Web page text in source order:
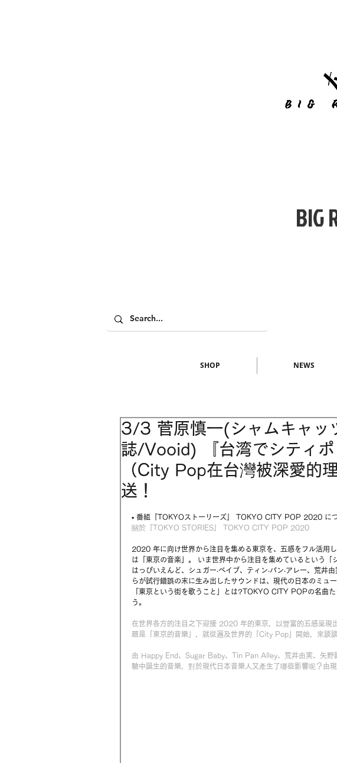
​BIG
SHOP NEWS
3/3 菅原慎一(シャムキャッ
誌/Vooid) 『台湾でシティ
（City Pop在台灣被深愛的
送！
▪ 番組『TOKYOストーリーズ』 TOKYO CITY POP 2020 に
關於『TOKYO STORIES』
TOKYO CITY POP 2020
2020 年に向け世界から注目を集める東京を、五感をフル活用
は「東京の音楽」。 いま世界中から注目を集めているという「
はっぴいえんど、シュガー‧ベイブ、ティン‧パン‧アレー、荒
らが試行錯誤の末に生み出したサウンドは、現代の日本のミュ
「東京という街を歌うこと」とは?TOKYO CITY POPの名曲
う。
在世界各方的注目之下迎接 2020 年的東京，以豐富的五感呈
題是「東京的音樂」，就從遍及世界的「City Pop」開始，來談
由 Happy End、Sugar Baby、Tin Pan Alley、荒井由実、矢
驗中誕生的音樂，對於現代日本音樂人又產生了哪些影響呢？由